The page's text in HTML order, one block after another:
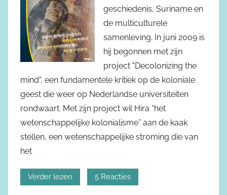
geschiedenis, Suriname en
de multiculturele
samenleving. In juni 2009 is
hij begonnen met zijn
project "Decolonizing the
mind", een fundamentele kritiek op de koloniale
geest die weer op Nederlandse universiteiten
rondwaart. Met zijn project wil Hira “het
wetenschappelijke kolonialisme” aan de kaak
stellen, een wetenschappelijke stroming die van
het
Verder lezen 5 Reacties